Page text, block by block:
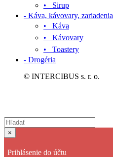
• Sirup
- Káva, kávovary, zariadenia
• Káva
• Kávovary
• Toastery
- Drogéria
© INTERCIBUS s. r. o.
×
Prihlásenie do účtu